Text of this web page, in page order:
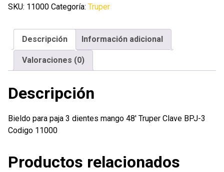
3
mango
Truper
cantidad
SKU: 11000 Categoría: Truper
Descripción Información adicional
Valoraciones (0)
Descripción
Bieldo para paja 3 dientes mango 48′ Truper Clave BPJ-3
Codigo 11000
Productos relacionados